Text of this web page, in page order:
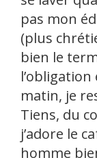
pas mon
(plus
bien le
matin, je
Tiens, du
j’adore le
homme